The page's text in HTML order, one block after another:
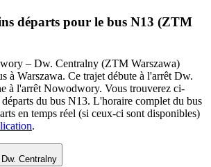
départs pour le bus N13 (ZTM
– Dw. Centralny (ZTM Warszawa)
à Warszawa. Ce trajet débute à l'arrêt Dw.
à l'arrêt Nowodwory. Vous trouverez ci-
départs du bus N13. L'horaire complet du bus
en temps réel (si ceux-ci sont disponibles)
.
Dw. Centralny